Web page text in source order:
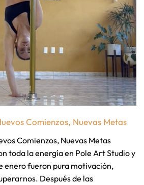
Comienzos, Nuevas Metas
Comienzos, Nuevas Metas
toda la energía en Pole Art Studio y
enero fueron pura motivación,
Después de las